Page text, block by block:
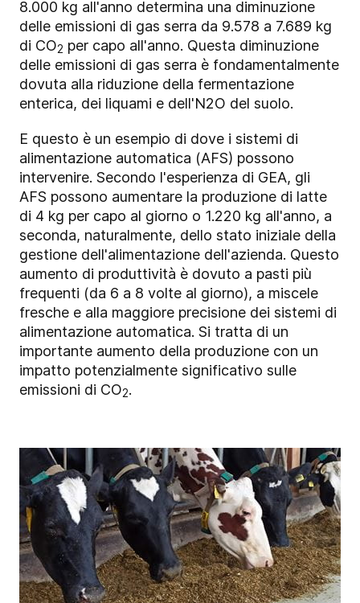
8.000 kg all'anno determina una diminuzione
delle emissioni di gas serra da 9.578 a 7.689 kg
di CO2 per capo all'anno. Questa diminuzione
delle emissioni di gas serra è fondamentalmente
dovuta alla riduzione della fermentazione
enterica, dei liquami e dell'N2O del suolo.
E questo è un esempio di dove i sistemi di
alimentazione automatica (AFS) possono
intervenire. Secondo l'esperienza di GEA, gli
AFS possono aumentare la produzione di latte
di 4 kg per capo al giorno o 1.220 kg all'anno, a
seconda, naturalmente, dello stato iniziale della
gestione dell'alimentazione dell'azienda. Questo
aumento di produttività è dovuto a pasti più
frequenti (da 6 a 8 volte al giorno), a miscele
fresche e alla maggiore precisione dei sistemi di
alimentazione automatica. Si tratta di un
importante aumento della produzione con un
impatto potenzialmente significativo sulle
emissioni di CO2.